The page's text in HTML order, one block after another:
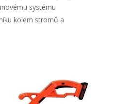
systému
kolem stromů a